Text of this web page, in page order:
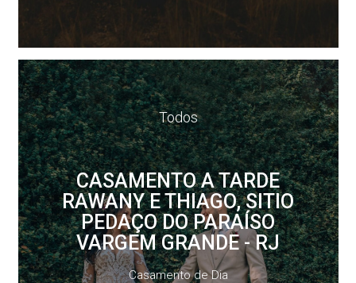
Todos
CASAMENTO A TARDE
RAWANY E THIAGO, SITIO
PEDAÇO DO PARAÍSO
VARGEM GRANDE - RJ
Casamento de Dia